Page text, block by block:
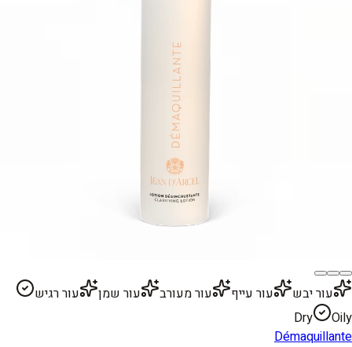
עור יבש עור עייף עור מעורב עור שמן
עור רגיש
Dry
Oily
Démaquillante